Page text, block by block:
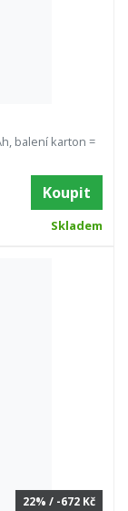
balení karton =
Koupit
Skladem
22% / -672 Kč